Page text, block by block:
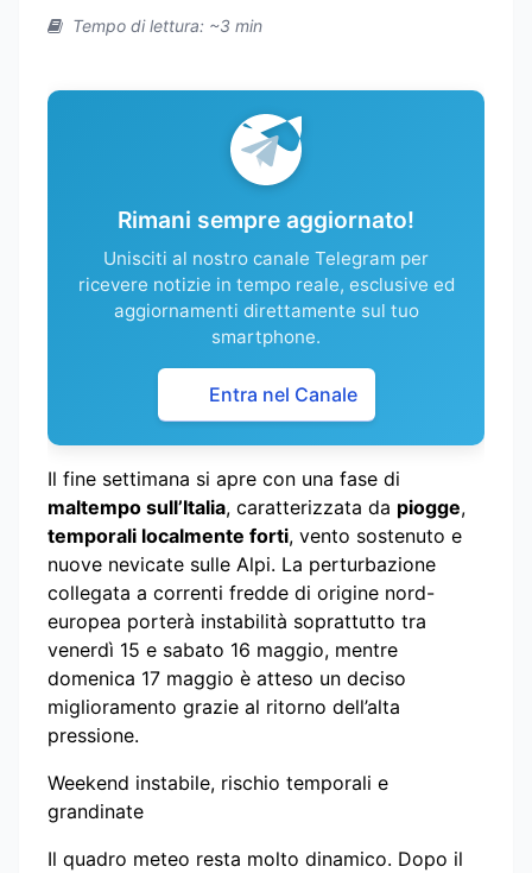
Tempo di lettura: ~3 min
Rimani sempre aggiornato!
Unisciti al nostro canale Telegram per
ricevere notizie in tempo reale, esclusive ed
aggiornamenti direttamente sul tuo
smartphone.
Entra nel Canale
Il fine settimana si apre con una fase di
maltempo sull’Italia, caratterizzata da piogge,
temporali localmente forti, vento sostenuto e
nuove nevicate sulle Alpi. La perturbazione
collegata a correnti fredde di origine nord-
europea porterà instabilità soprattutto tra
venerdì 15 e sabato 16 maggio, mentre
domenica 17 maggio è atteso un deciso
miglioramento grazie al ritorno dell’alta
pressione.
Weekend instabile, rischio temporali e
grandinate
Il quadro meteo resta molto dinamico. Dopo il